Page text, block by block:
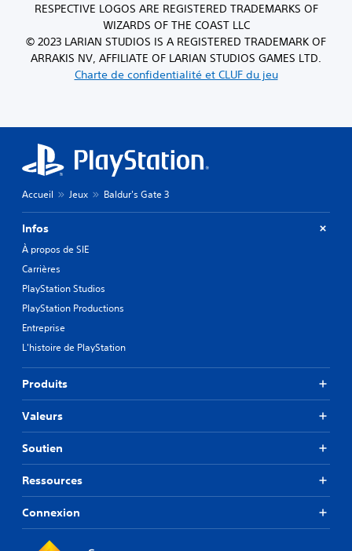
RESPECTIVE LOGOS ARE REGISTERED TRADEMARKS OF
WIZARDS OF THE COAST LLC
© 2023 LARIAN STUDIOS IS A REGISTERED TRADEMARK OF
ARRAKIS NV, AFFILIATE OF LARIAN STUDIOS GAMES LTD.
Charte de confidentialité et CLUF du jeu
Accueil Jeux Baldur's Gate 3
Infos
À propos de SIE
Carrières
PlayStation Studios
PlayStation Productions
Entreprise
L'histoire de PlayStation
Produits
Valeurs
Soutien
Ressources
Connexion